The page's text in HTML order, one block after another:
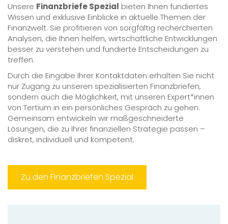
Unsere Finanzbriefe Spezial bieten Ihnen fundiertes
Wissen und exklusive Einblicke in aktuelle Themen der
Finanzwelt. Sie profitieren von sorgfältig recherchierten
Analysen, die Ihnen helfen, wirtschaftliche Entwicklungen
besser zu verstehen und fundierte Entscheidungen zu
treffen.
Durch die Eingabe Ihrer Kontaktdaten erhalten Sie nicht
nur Zugang zu unseren spezialisierten Finanzbriefen,
sondern auch die Möglichkeit, mit unseren Expert*innen
von Tertium in ein persönliches Gespräch zu gehen.
Gemeinsam entwickeln wir maßgeschneiderte
Lösungen, die zu Ihrer finanziellen Strategie passen –
diskret, individuell und kompetent.
Zu den Finanzbriefen Spezial